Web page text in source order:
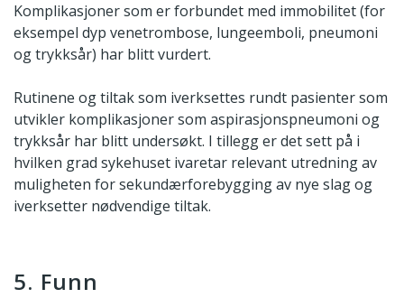
Komplikasjoner som er forbundet med immobilitet (for
eksempel dyp venetrombose, lungeemboli, pneumoni
og trykksår) har blitt vurdert.
Rutinene og tiltak som iverksettes rundt pasienter som
utvikler komplikasjoner som aspirasjonspneumoni og
trykksår har blitt undersøkt. I tillegg er det sett på i
hvilken grad sykehuset ivaretar relevant utredning av
muligheten for sekundærforebygging av nye slag og
iverksetter nødvendige tiltak.
5. Funn